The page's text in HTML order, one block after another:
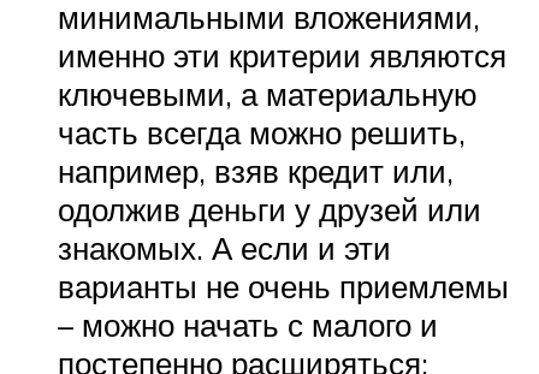
минимальными вложениями,
именно эти критерии являются
ключевыми, а материальную
часть всегда можно решить,
например, взяв кредит или,
одолжив деньги у друзей или
знакомых. А если и эти
варианты не очень приемлемы
– можно начать с малого и
постепенно расширяться;